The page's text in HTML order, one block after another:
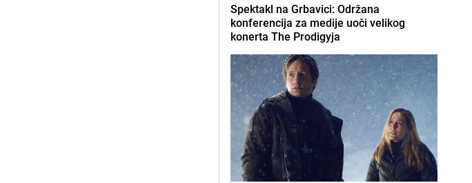
Spektakl na Grbavici: Održana
konferencija za medije uoči velikog
konerta The Prodigyja